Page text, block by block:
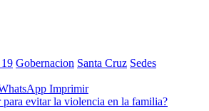
Gobernacion Santa Cruz Sedes
Imprimir
para evitar la violencia en la familia?